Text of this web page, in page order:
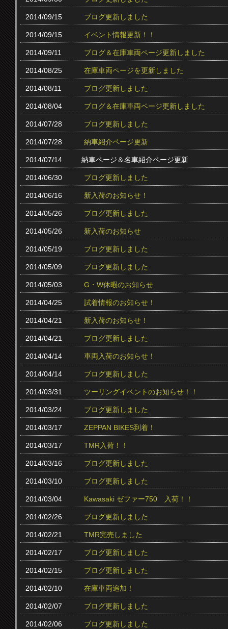
2014/09/15 ブログ更新しました
2014/09/15 イベント情報更新！！
2014/09/11 ブログ＆在庫車両ページ更新しました
2014/08/25 在庫車両ページを更新しました
2014/08/11 ブログ更新しました
2014/08/04 ブログ＆在庫車両ページ更新しました
2014/07/28 ブログ更新しました
2014/07/28 納車紹介ページ更新
2014/07/14 納車ページ＆名車紹介ページ更新
2014/06/30 ブログ更新しました
2014/06/16 新入荷のお知らせ！
2014/05/26 ブログ更新しました
2014/05/26 新入荷のお知らせ
2014/05/19 ブログ更新しました
2014/05/09 ブログ更新しました
2014/05/03 G・W休暇のお知らせ
2014/04/25 試着情報のお知らせ！
2014/04/21 新入荷のお知らせ！
2014/04/21 ブログ更新しました
2014/04/14 車両入荷のお知らせ！
2014/04/14 ブログ更新しました
2014/03/31 ツーリングイベントのお知らせ！！
2014/03/24 ブログ更新しました
2014/03/17 ZEPPAN BIKES到着！
2014/03/17 TMR入荷！！
2014/03/16 ブログ更新しました
2014/03/10 ブログ更新しました
2014/03/04 Kawasaki ゼファー750 入荷！！
2014/02/26 ブログ更新しました
2014/02/21 TMR完売しました
2014/02/17 ブログ更新しました
2014/02/15 ブログ更新しました
2014/02/10 在庫車両追加！
2014/02/07 ブログ更新しました
2014/02/06 ブログ更新しました